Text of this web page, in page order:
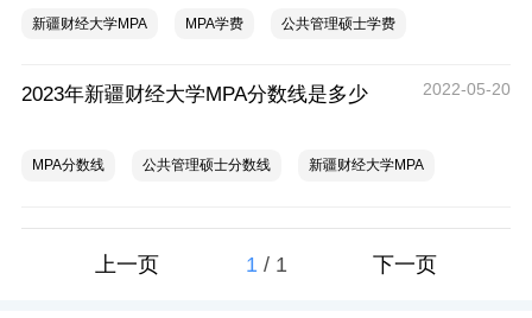
新疆财经大学MPA MPA学费 公共管理硕士学费
2023年新疆财经大学MPA分数线是多少 2022-05-20
MPA分数线 公共管理硕士分数线 新疆财经大学MPA
上一页 1 / 1 下一页